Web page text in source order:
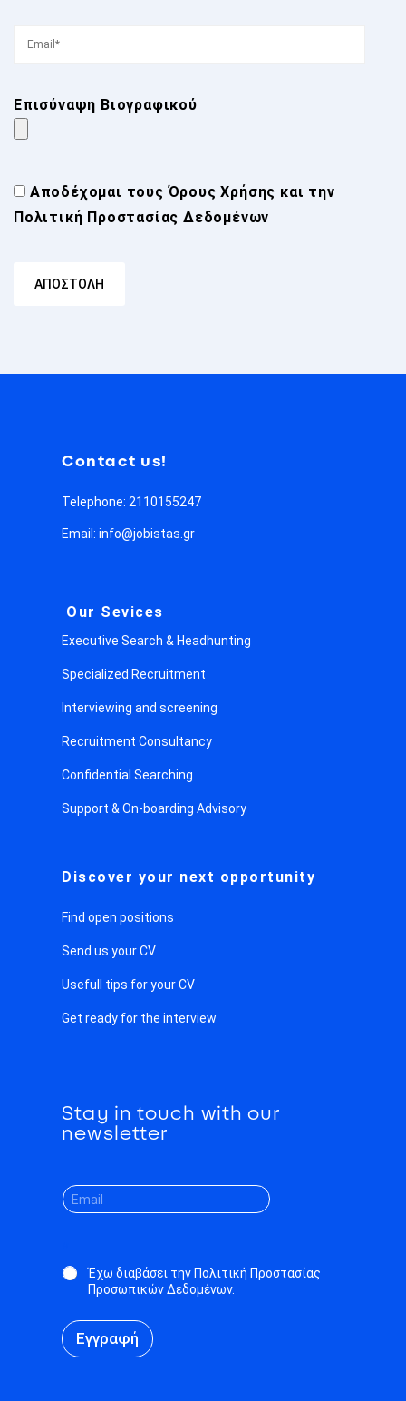
Επισύναψη Βιογραφικού
Αποδέχομαι τουςΌρους Χρήσης και την
Πολιτική Προστασίας Δεδομένων
Contact us!
Telephone: 2110155247
Email: info@jobistas.gr
Our Sevices
Executive Search & Headhunting
Specialized Recruitment
Interviewing and screening
Recruitment Consultancy
Confidential Searching
Support & On-boarding Advisory
Discover your next opportunity
Find open positions
Send us your CV
Usefull tips for your CV
Get ready for the interview
Stay in touch with our
newsletter
Έχω διαβάσει την Πολιτική Προστασίας
Προσωπικών Δεδομένων.
Εγγραφή